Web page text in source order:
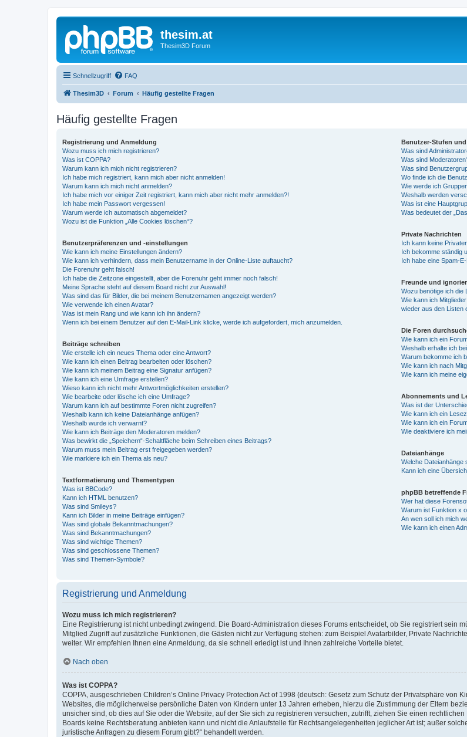
thesim.at
Thesim3D Forum
Schnellzugriff FAQ
Thesim3D Forum Häufig gestellte Fragen
Häufig gestellte Fragen
Registrierung und Anmeldung
Wozu muss ich mich registrieren?
Was ist COPPA?
Warum kann ich mich nicht registrieren?
Ich habe mich registriert, kann mich aber nicht anmelden!
Warum kann ich mich nicht anmelden?
Ich habe mich vor einiger Zeit registriert, kann mich aber nicht mehr anmelden?!
Ich habe mein Passwort vergessen!
Warum werde ich automatisch abgemeldet?
Wozu ist die Funktion „Alle Cookies löschen“?
Benutzerpräferenzen und -einstellungen
Wie kann ich meine Einstellungen ändern?
Wie kann ich verhindern, dass mein Benutzername in der Online-Liste auftaucht?
Die Forenuhr geht falsch!
Ich habe die Zeitzone eingestellt, aber die Forenuhr geht immer noch falsch!
Meine Sprache steht auf diesem Board nicht zur Auswahl!
Was sind das für Bilder, die bei meinem Benutzernamen angezeigt werden?
Wie verwende ich einen Avatar?
Was ist mein Rang und wie kann ich ihn ändern?
Wenn ich bei einem Benutzer auf den E-Mail-Link klicke, werde ich aufgefordert, mich anzumelden.
Beiträge schreiben
Wie erstelle ich ein neues Thema oder eine Antwort?
Wie kann ich einen Beitrag bearbeiten oder löschen?
Wie kann ich meinem Beitrag eine Signatur anfügen?
Wie kann ich eine Umfrage erstellen?
Wieso kann ich nicht mehr Antwortmöglichkeiten erstellen?
Wie bearbeite oder lösche ich eine Umfrage?
Warum kann ich auf bestimmte Foren nicht zugreifen?
Weshalb kann ich keine Dateianhänge anfügen?
Weshalb wurde ich verwarnt?
Wie kann ich Beiträge den Moderatoren melden?
Was bewirkt die „Speichern“-Schaltfläche beim Schreiben eines Beitrags?
Warum muss mein Beitrag erst freigegeben werden?
Wie markiere ich ein Thema als neu?
Textformatierung und Thementypen
Was ist BBCode?
Kann ich HTML benutzen?
Was sind Smileys?
Kann ich Bilder in meine Beiträge einfügen?
Was sind globale Bekanntmachungen?
Was sind Bekanntmachungen?
Was sind wichtige Themen?
Was sind geschlossene Themen?
Was sind Themen-Symbole?
Benutzer-Stufen
Was sind
Was sind
Was sind
Wo finde ich die
Wie werde ich
Weshalb werden
Was ist eine
Was bedeutet der
Private Nachrichten
Ich kann keine
Ich bekomme ständig
Ich habe eine Spam-
Freunde und
Wozu benötige ich die
Wie kann ich
wieder aus den Listen
Die Foren
Wie kann ich ein
Weshalb erhalte ich
Warum bekomme ich
Wie kann ich nach
Wie kann ich meine
Abonnements und
Was ist der
Wie kann ich ein
Wie kann ich ein
Wie deaktiviere ich
Dateianhänge
Welche Dateianhänge
Kann ich eine
phpBB betreffende
Wer hat diese
Warum ist Funktion x
An wen soll ich mich
Wie kann ich einen
Registrierung und Anmeldung
Wozu muss ich mich registrieren?
Eine Registrierung ist nicht unbedingt zwingend. Die Board-Administration dieses Forums entscheidet, ob Sie registriert sein
Mitglied Zugriff auf zusätzliche Funktionen, die Gästen nicht zur Verfügung stehen: zum Beispiel Avatarbilder, Private
weiter. Wir empfehlen Ihnen eine Anmeldung, da sie schnell erledigt ist und Ihnen zahlreiche Vorteile bietet.
Nach oben
Was ist COPPA?
COPPA, ausgeschrieben Children’s Online Privacy Protection Act of 1998 (deutsch: Gesetz zum Schutz der Privatsphäre von
Websites, die möglicherweise persönliche Daten von Kindern unter 13 Jahren erheben, hierzu die Zustimmung der Eltern
unsicher sind, ob dies auf Sie oder die Website, auf der Sie sich zu registrieren versuchen, zutrifft, ziehen Sie einen
Boards keine Rechtsberatung anbieten kann und nicht die Anlaufstelle für Rechtsangelegenheiten jeglicher Art ist; außer
juristische Anfragen zu diesem Forum gibt?“ behandelt werden.